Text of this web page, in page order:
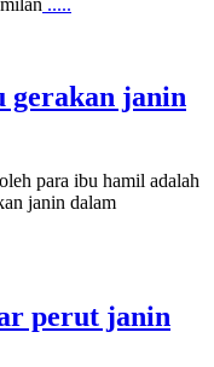
.....
gerakan janin
para ibu hamil adalah
janin dalam
perut janin